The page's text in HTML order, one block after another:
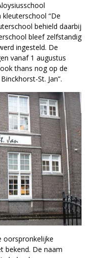
“De
behield daarbij
bleef zelfstandig
ingesteld. De
vanaf 1 augustus
thans nog op de
St. Jan”.
oorspronkelijke
bekend. De naam